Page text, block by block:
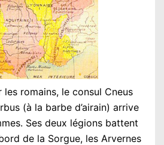
les romains, le consul Cneus
(à la barbe d’airain) arrive
Ses deux légions battent
de la Sorgue, les Arvernes